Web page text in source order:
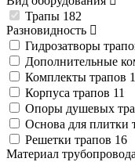
Трапы 182
Разновидность
Гидрозатворы
Дополнительные
Комплекты трапов
Корпуса трапов 11
Опоры душевых
Основа для плитки
Решетки трапов 16
Материал трубопровода